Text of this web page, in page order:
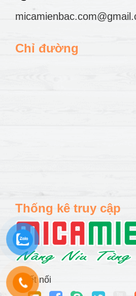
Chỉ đường
Thống kê truy cập
Kết nối